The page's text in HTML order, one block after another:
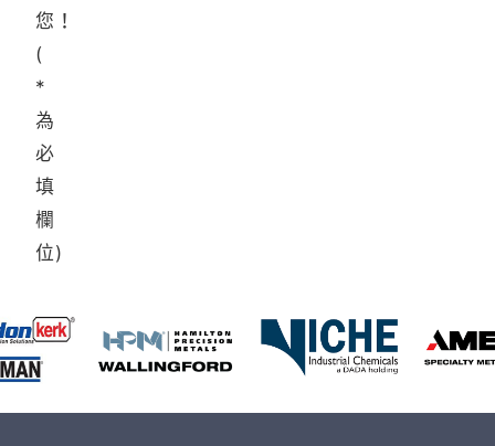
您！
(
*
為
必
填
欄
位)